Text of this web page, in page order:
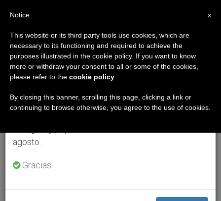
×
Aviso importante
Del 27 de julio al 7 de agosto haremos la pausa
anual, aprovechando que en el periodo de verano
se generan menos informaciones y también el
agosto.
Gracias.
x
Notice
This website or its third party tools use cookies, which are
necessary to its functioning and required to achieve the
purposes illustrated in the cookie policy. If you want to know
more or withdraw your consent to all or some of the cookies,
please refer to the cookie policy
By closing this banner, scrolling this page, clicking a link or
continuing to browse otherwise, you agree to the use of cookies.